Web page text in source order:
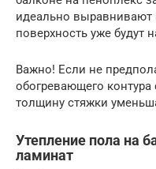
идеально выравнивают
поверхность уже будут
Важно! Если не
обогревающего
толщину стяжки
Утепление пола на
ламинат